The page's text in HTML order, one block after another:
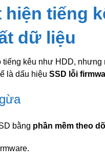
hiện tiếng
dữ liệu
tiếng kêu như HDD,
là dấu hiệuSSD lỗi
bằng phần mềm theo